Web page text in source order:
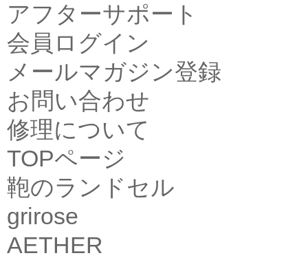
アフターサポート
会員ログイン
メールマガジン登録
お問い合わせ
修理について
TOPページ
鞄のランドセル
grirose
AETHER